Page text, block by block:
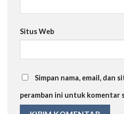
Situs Web
Simpan nama, email, dan
peramban ini untuk komentar